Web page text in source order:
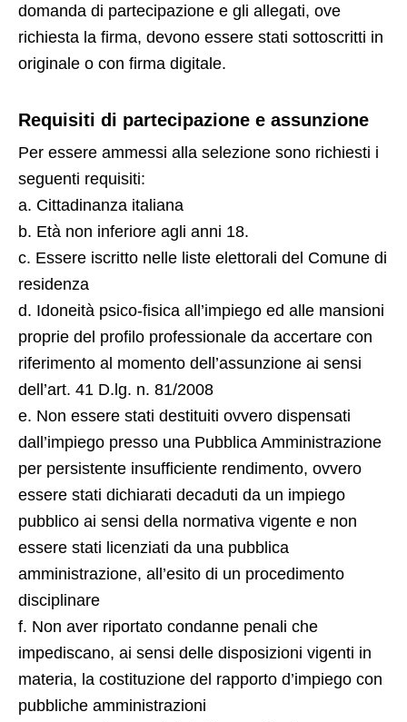
domanda di partecipazione e gli allegati, ove
richiesta la firma, devono essere stati sottoscritti in
originale o con firma digitale.
Requisiti di partecipazione e assunzione
Per essere ammessi alla selezione sono richiesti i
seguenti requisiti:
a. Cittadinanza italiana
b. Età non inferiore agli anni 18.
c. Essere iscritto nelle liste elettorali del Comune di
residenza
d. Idoneità psico-fisica all’impiego ed alle mansioni
proprie del profilo professionale da accertare con
riferimento al momento dell’assunzione ai sensi
dell’art. 41 D.lg. n. 81/2008
e. Non essere stati destituiti ovvero dispensati
dall’impiego presso una Pubblica Amministrazione
per persistente insufficiente rendimento, ovvero
essere stati dichiarati decaduti da un impiego
pubblico ai sensi della normativa vigente e non
essere stati licenziati da una pubblica
amministrazione, all’esito di un procedimento
disciplinare
f. Non aver riportato condanne penali che
impediscano, ai sensi delle disposizioni vigenti in
materia, la costituzione del rapporto d’impiego con
pubbliche amministrazioni